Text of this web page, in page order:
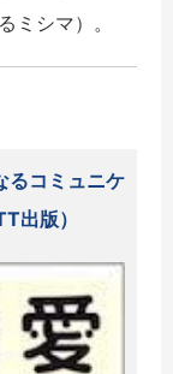
ミシマ）。
るコミュニケ
出版）